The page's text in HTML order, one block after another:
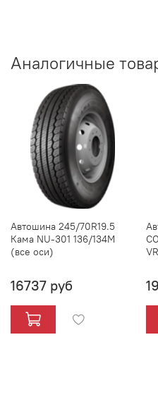
Аналогичные
Автошина 245/70R19.5
Кама NU-301 136/134M
(все оси)
16737 руб